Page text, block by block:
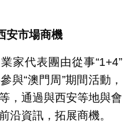
安市場商機
家代表團由從事“1+4”
與“澳門周”期間活動，
，通過與西安等地與會
沿資訊，拓展商機。